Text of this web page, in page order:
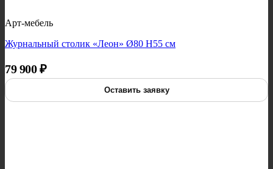
Арт-мебель
Журнальный столик «Леон» Ø80 H55 см
79 900₽
Оставить заявку